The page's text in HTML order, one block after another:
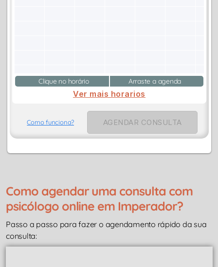
Clique no horário Arraste a agenda
Ver mais horarios
Como funciona? AGENDAR CONSULTA
Como agendar uma consulta com
psicólogo online em Imperador?
Passo a passo para fazer o agendamento rápido da sua
consulta: